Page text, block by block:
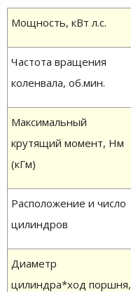
Мощность, кВт л.с.
Частота вращения
коленвала, об.мин.
Максимальный
крутящий момент, Нм
(кГм)
Расположение и число
цилиндров
Диаметр
цилиндра*ход поршня,